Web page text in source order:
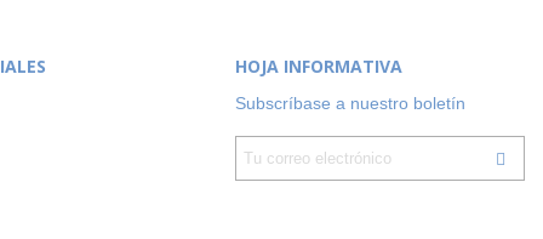
HOJA INFORMATIVA
Subscríbase a nuestro boletín